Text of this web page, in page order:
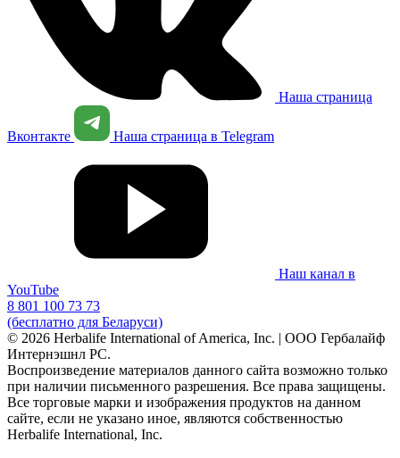
Наша страница
Вконтакте Наша страница в Telegram
Наш канал в
YouTube
8 801 100 73 73
(бесплатно для Беларуси)
© 2026 Herbalife International of America, Inc. | ООО Гербалайф
Интернэшнл РС.
Воспроизведение материалов данного сайта возможно только
при наличии письменного разрешения. Все права защищены.
Все торговые марки и изображения продуктов на данном
сайте, если не указано иное, являются собственностью
Herbalife International, Inc.